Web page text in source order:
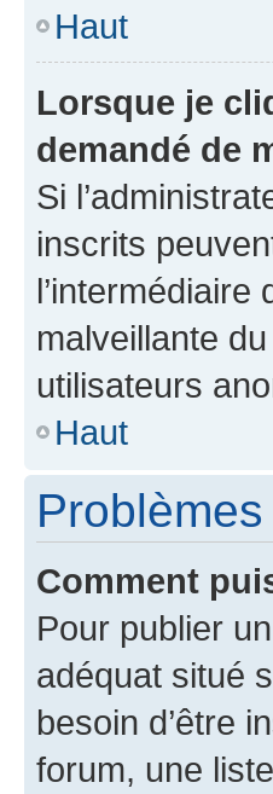
Haut
Lorsque je
demandé de
Si
inscrits
l’intermédiaire
malveillante
utilisateurs
Haut
Comment
Pour publier
adéquat situé
besoin d’être
forum, une